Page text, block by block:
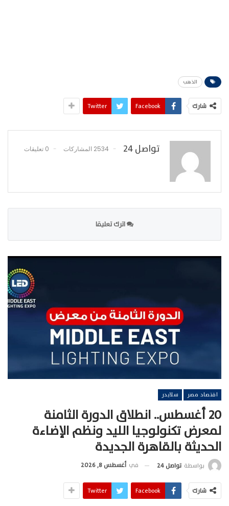
الذهب
شارك Facebook
Twitter
تواصل 24 2534 المشاركات 0 تعليقات
اترك تعليقا
اقتصاد مصر سلايدر
20 أغسطس.. انطلاق الدورة الثامنة
لمعرض تكنولوجيا الليد ونظم الإضاءة
الحديثة بالقاهرة الجديدة
بواسطة تواصل 24 في أغسطس 8, 2026
شارك Facebook
Twitter